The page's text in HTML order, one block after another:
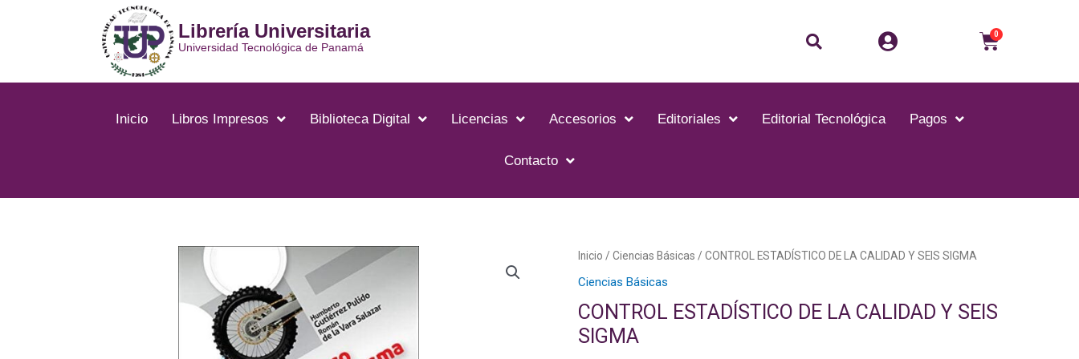
Librería Universitaria
Universidad Tecnológica de Panamá Buscar 0Carrito
Inicio Libros Impresos Biblioteca Digital Licencias Accesorios Editoriales Editorial Tecnológica Pagos
Contacto
Inicio / Ciencias Básicas / CONTROL ESTADÍSTICO DE LA CALIDAD Y SEIS SIGMA
Ciencias Básicas
CONTROL ESTADÍSTICO DE LA CALIDAD Y SEIS
SIGMA